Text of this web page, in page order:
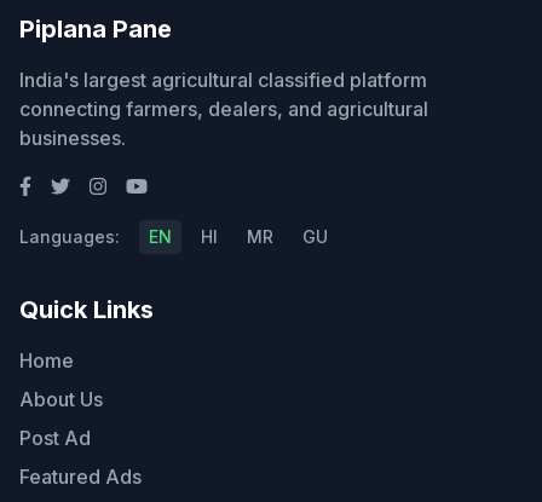
Piplana Pane
India's largest agricultural classified platform
connecting farmers, dealers, and agricultural
businesses.
Languages: EN HI MR GU
Quick Links
Home
About Us
Post Ad
Featured Ads